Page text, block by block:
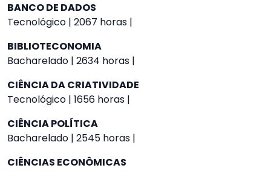
BANCO DE DADOS
Tecnológico | 2067 horas |
BIBLIOTECONOMIA
Bacharelado | 2634 horas |
CIÊNCIA DA CRIATIVIDADE
Tecnológico | 1656 horas |
CIÊNCIA POLÍTICA
Bacharelado | 2545 horas |
CIÊNCIAS ECONÔMICAS